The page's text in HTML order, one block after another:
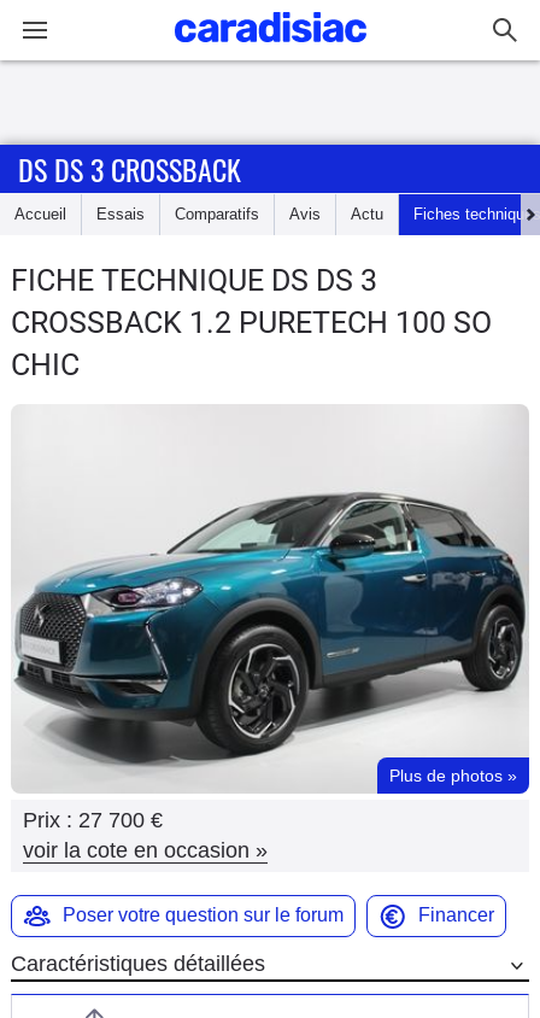
Accueil
Essais
Guide
d'achat
Flottes
Auto
Services
Forum
Marques
DS DS 3 CROSSBACK
Accueil Essais Comparatifs Avis Actu Fiches techniques
FICHE TECHNIQUE DS DS 3
CROSSBACK 1.2 PURETECH 100 SO
CHIC
Plus de photos »
Prix : 27 700 €
voir la cote en occasion »
Poser votre question sur le forum Financer
Caractéristiques détaillées